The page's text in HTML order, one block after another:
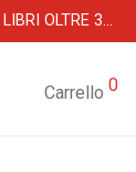
SPEDIZIONI GRATUITE IN ITALIA PER ORDINI DI LIBRI OLTRE 39 €
Carrello 0